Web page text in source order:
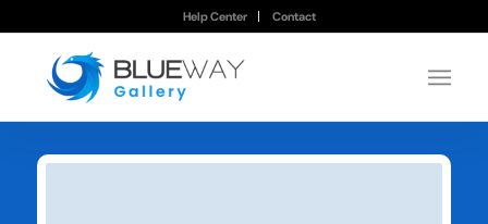
Help Center Contact